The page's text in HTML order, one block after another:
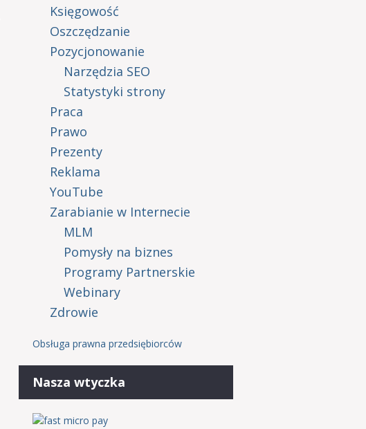
Księgowość
Oszczędzanie
Pozycjonowanie
Narzędzia SEO
Statystyki strony
Praca
Prawo
Prezenty
Reklama
YouTube
Zarabianie w Internecie
MLM
Pomysły na biznes
Programy Partnerskie
Webinary
Zdrowie
Obsługa prawna przedsiębiorców
Nasza wtyczka